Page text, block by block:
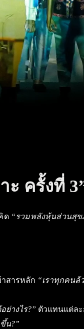
ครั้งที่
ด “รวมพลังหุ้นส่วนสุข
าสารหลัก “เราทุกคนล้
ย่างไร?” ตัวแทนแต่ละ
น?”